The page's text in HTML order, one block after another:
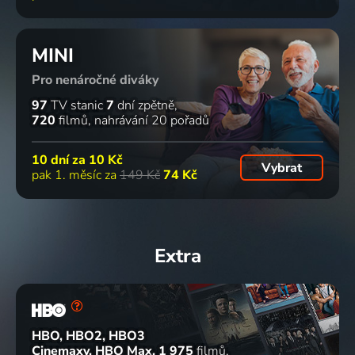
Po
stopách
hvězd
2008-2009 | Slavní lidé
naší doby
- letní
speciál
Předpověď
počasí,
sportovní
zprávy
Počasí, Sport
Ze Zoo do
Zoo
2012 | Příroda
3 díly
Jizerní
83 dílů
Dobré
77% 31 dílů
Bydlení je
5 dílů
Možná
52 dílů
Losování
77 %
Velká
61%
10 dílů
Dynastie
MINI
Pro nenáročné diváky
97 TV stanic7 dní zpětně
720 filmů nahrávání 20 pořadů
10 dní za 10 Kč
pak 1. měsíc za 149 Kč74 Kč Vybrat
Extra
HBO, HBO2, HBO3
Cinemaxy, HBO Max 1 975 filmů